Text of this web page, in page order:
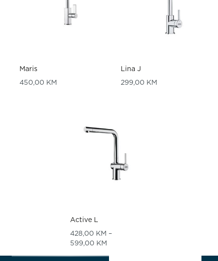
Maris
450,00 KM
Lina J
299,00 KM
Active L
428,00 KM –
599,00 KM